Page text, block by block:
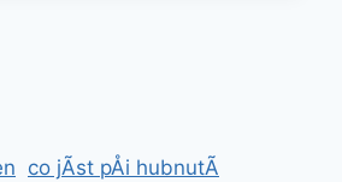
co jÃ­st pÅi hubnutÃ­